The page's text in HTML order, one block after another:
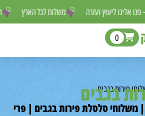
משלוח לכל הארץ פנו אלינו ליעוץ ועזרה
0
בגבים
סלסלת פירות בגבים | פרי